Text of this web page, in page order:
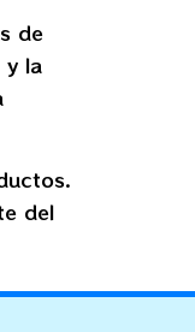
de
y la
del